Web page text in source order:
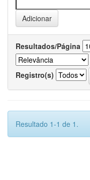
Resultados/Página
Registro(s)
Resultado 1-1 de 1.